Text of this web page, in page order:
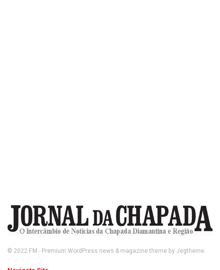
© 2022 FM - Premium WordPress news & magazine theme by Jegtheme.